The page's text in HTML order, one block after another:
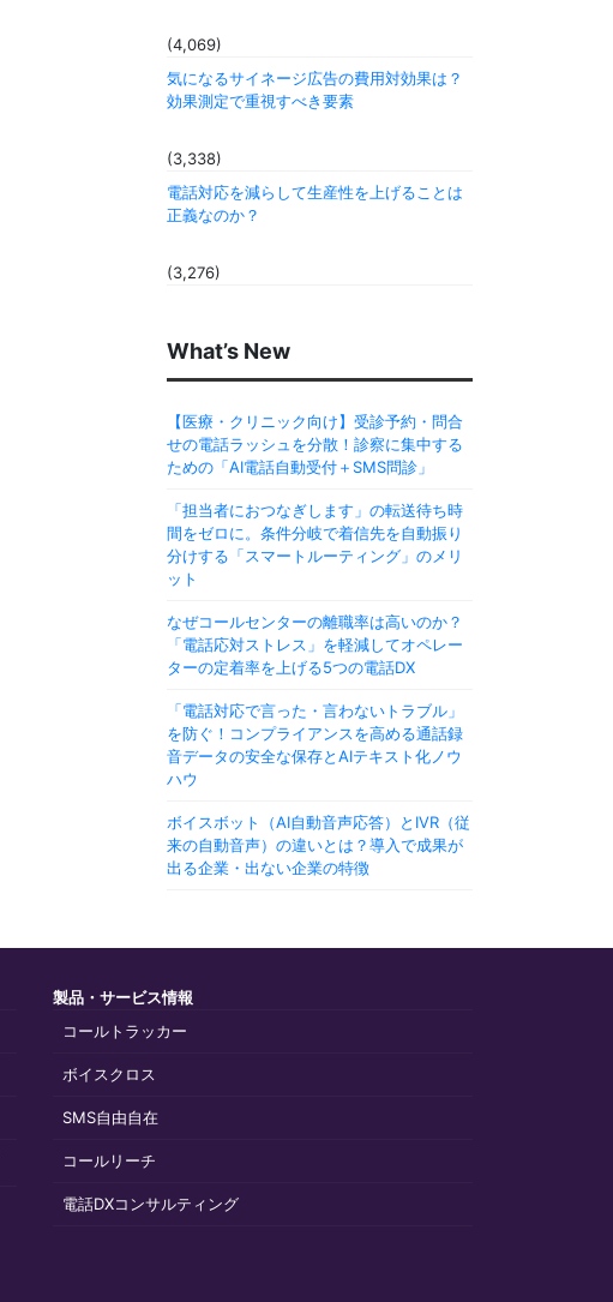
(4,069)
気になるサイネージ広告の費用対効果は？
効果測定で重視すべき要素
(3,338)
電話対応を減らして生産性を上げることは
正義なのか？
(3,276)
What’s New
【医療・クリニック向け】受診予約・問合
せの電話ラッシュを分散！診察に集中する
ための「AI電話自動受付＋SMS問診」
「担当者におつなぎします」の転送待ち時
間をゼロに。条件分岐で着信先を自動振り
分けする「スマートルーティング」のメリ
ット
なぜコールセンターの離職率は高いのか？
「電話応対ストレス」を軽減してオペレー
ターの定着率を上げる5つの電話DX
「電話対応で言った・言わないトラブル」
を防ぐ！コンプライアンスを高める通話録
音データの安全な保存とAIテキスト化ノウ
ハウ
ボイスボット（AI自動音声応答）とIVR（従
来の自動音声）の違いとは？導入で成果が
出る企業・出ない企業の特徴
製品・サービス情報
コールトラッカー
ボイスクロス
SMS自由自在
コールリーチ
電話DXコンサルティング